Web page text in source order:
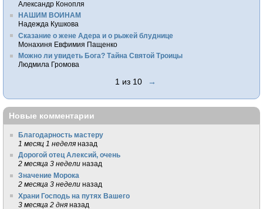
Александр Конопля
НАШИМ ВОИНАМ
Надежда Кушкова
Сказание о жене Адера и о рыжей блуднице
Монахиня Евфимия Пащенко
Можно ли увидеть Бога? Тайна Святой Троицы
Людмила Громова
1 из 10 →
Новые комментарии
Благодарность мастеру
1 месяц 1 неделя назад
Дорогой отец Алексий, очень
2 месяца 3 недели назад
Значение Морока
2 месяца 3 недели назад
Храни Господь на путях Вашего
3 месяца 2 дня назад